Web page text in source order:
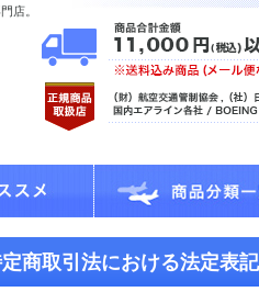
店。
商取引法における法定表記